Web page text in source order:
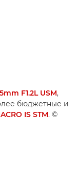
F1.2L USM,
бюджетные и
IS STM. ©